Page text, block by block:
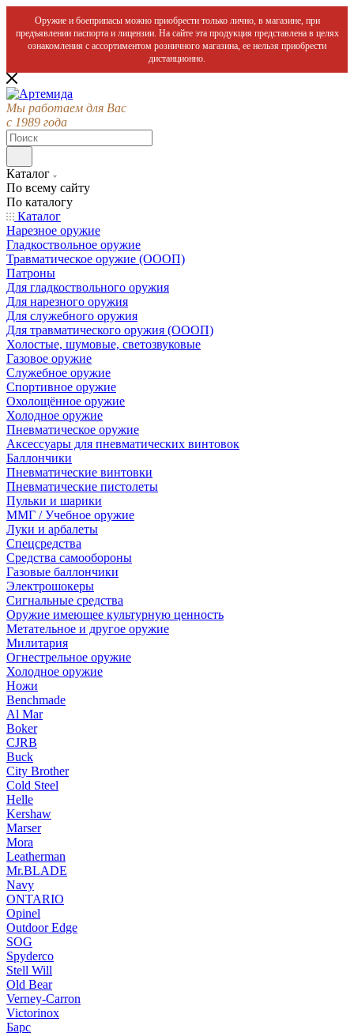
Оружие и боеприпасы можно приобрести только лично, в магазине, при
предъявлении паспорта и лицензии. На сайте эта продукция представлена в целях
ознакомления с ассортиментом розничного магазина, ее нельзя приобрести
дистанционно.
Мы работаем для Вас
с 1989 года
Каталог
По всему сайту
По каталогу
Каталог
Нарезное оружие
Гладкоствольное оружие
Травматическое оружие (ОООП)
Патроны
Для гладкоствольного оружия
Для нарезного оружия
Для служебного оружия
Для травматического оружия (ОООП)
Холостые, шумовые, светозвуковые
Газовое оружие
Служебное оружие
Спортивное оружие
Охолощённое оружие
Холодное оружие
Пневматическое оружие
Аксессуары для пневматических винтовок
Баллончики
Пневматические винтовки
Пневматические пистолеты
Пульки и шарики
ММГ / Учебное оружие
Луки и арбалеты
Спецсредства
Средства самообороны
Газовые баллончики
Электрошокеры
Сигнальные средства
Оружие имеющее культурную ценность
Метательное и другое оружие
Милитария
Огнестрельное оружие
Холодное оружие
Ножи
Benchmade
Al Mar
Boker
CJRB
Buck
City Brother
Cold Steel
Helle
Kershaw
Marser
Mora
Leatherman
Mr.BLADE
Navy
ONTARIO
Opinel
Outdoor Edge
SOG
Spyderco
Stell Will
Old Bear
Verney-Carron
Victorinox
Барс